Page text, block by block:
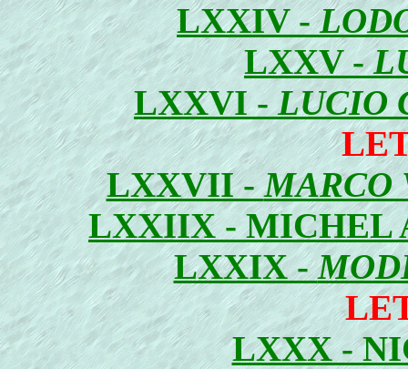
LXXIV -
LXXV -
LXXVI -LUCIO
LXXVII -MARCO
LXXIIX - MICHEL
LXXIX -
LXXX -